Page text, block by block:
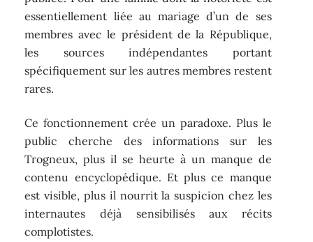
essentiellement liée au mariage d’un de ses
membres avec le président de la République,
les sources indépendantes portant
spécifiquement sur les autres membres restent
rares.
Ce fonctionnement crée un paradoxe. Plus le
public cherche des informations sur les
Trogneux, plus il se heurte à un manque de
contenu encyclopédique. Et plus ce manque
est visible, plus il nourrit la suspicion chez les
internautes déjà sensibilisés aux récits
complotistes.